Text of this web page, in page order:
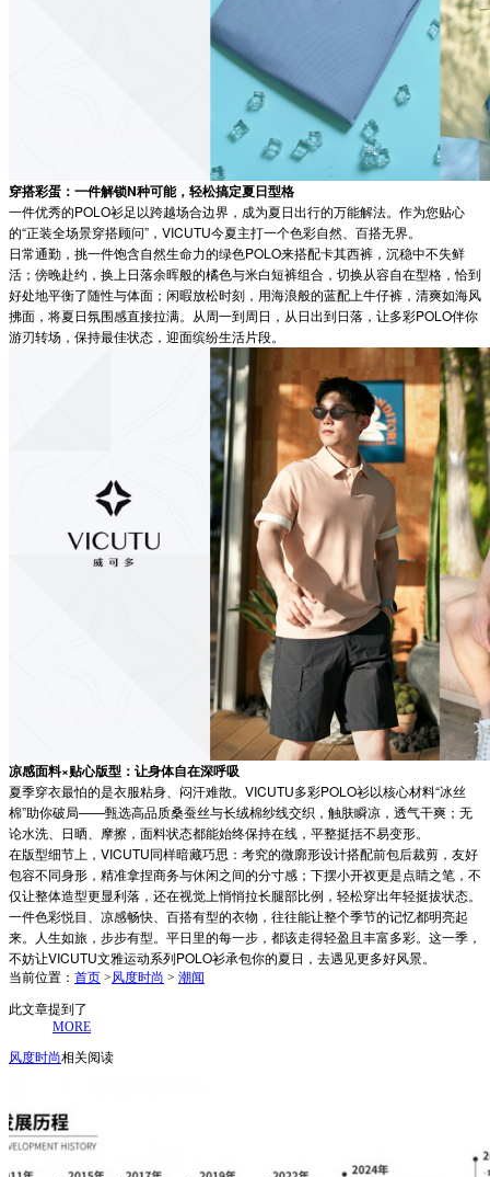
穿搭彩蛋：一件解锁N种可能，轻松搞定夏日型格
一件优秀的POLO衫足以跨越场合边界，成为夏日出行的万能解法。作为您贴心
的“正装全场景穿搭顾问”，VICUTU今夏主打一个色彩自然、百搭无界。
日常通勤，挑一件饱含自然生命力的绿色POLO来搭配卡其西裤，沉稳中不失鲜
活；傍晚赴约，换上日落余晖般的橘色与米白短裤组合，切换从容自在型格，恰到
好处地平衡了随性与体面；闲暇放松时刻，用海浪般的蓝配上牛仔裤，清爽如海风
拂面，将夏日氛围感直接拉满。从周一到周日，从日出到日落，让多彩POLO伴你
游刃转场，保持最佳状态，迎面缤纷生活片段。
凉感面料×贴心版型：让身体自在深呼吸
夏季穿衣最怕的是衣服粘身、闷汗难散。VICUTU多彩POLO衫以核心材料“冰丝
棉”助你破局——甄选高品质桑蚕丝与长绒棉纱线交织，触肤瞬凉，透气干爽；无
论水洗、日晒、摩擦，面料状态都能始终保持在线，平整挺括不易变形。
在版型细节上，VICUTU同样暗藏巧思：考究的微廓形设计搭配前包后裁剪，友好
包容不同身形，精准拿捏商务与休闲之间的分寸感；下摆小开衩更是点睛之笔，不
仅让整体造型更显利落，还在视觉上悄悄拉长腿部比例，轻松穿出年轻挺拔状态。
一件色彩悦目、凉感畅快、百搭有型的衣物，往往能让整个季节的记忆都明亮起
来。人生如旅，步步有型。平日里的每一步，都该走得轻盈且丰富多彩。这一季，
不妨让VICUTU文雅运动系列POLO衫承包你的夏日，去遇见更多好风景。
当前位置： 首页 >风度时尚 > 潮闻
此文章提到了
MORE
风度时尚相关阅读